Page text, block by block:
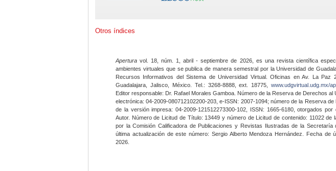
Otros índices
Apertura vol. 18, núm. 1, abril - septiembre de 2026, es una revista científica
ambientes virtuales que se publica de manera semestral por la Universidad de
Recursos Informativos del Sistema de Universidad Virtual. Oficinas en Av. La Paz
Guadalajara, Jalisco, México. Tel.: 3268-8888, ext. 18775,www.udgvirtual.udg.mx/
Editor responsable: Dr. Rafael Morales Gamboa. Número de la Reserva de Derechos
electrónica: 04-2009-080712102200-203, e-ISSN: 2007-1094; número de la Reserva
de la versión impresa: 04-2009-121512273300-102, ISSN: 1665-6180, otorgados
Autor. Número de Licitud de Título: 13449 y número de Licitud de contenido: 11022 de
por la Comisión Calificadora de Publicaciones y Revistas Ilustradas de la Secretaría
última actualización de este número: Sergio Alberto Mendoza Hernández. Fecha de
2026.